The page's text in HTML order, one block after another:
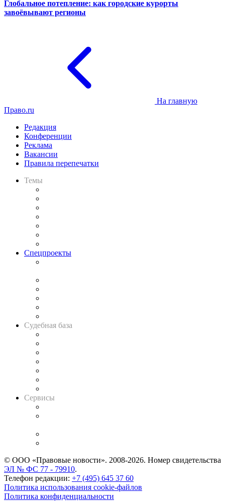
Глобальное потепление: как городские курорты
завоёвывают регионы
На главную
Право.ru
Редакция
Конференции
Реклама
Вакансии
Правила перепечатки
Темы
Спецпроекты
Судебная база
Сервисы
© ООО «Правовые новости». 2008-2026. Номер свидетельства
ЭЛ № ФС 77 - 79910.
Телефон редакции: +7 (495) 645 37 60
Политика использования cookie-файлов
Политика конфиденциальности